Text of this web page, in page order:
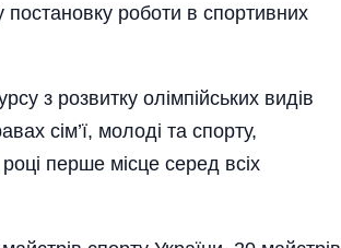
постановку роботи в спортивних
з розвитку олімпійських видів
сім’ї, молоді та спорту,
перше місце серед всіх